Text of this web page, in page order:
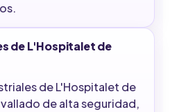
de L'Hospitalet de
de L'Hospitalet de
de alta seguridad,